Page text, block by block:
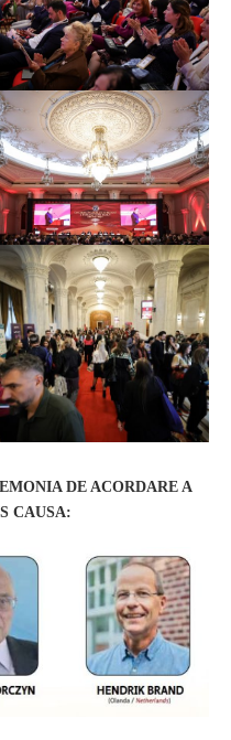
DE ACORDARE A
CAUSA: